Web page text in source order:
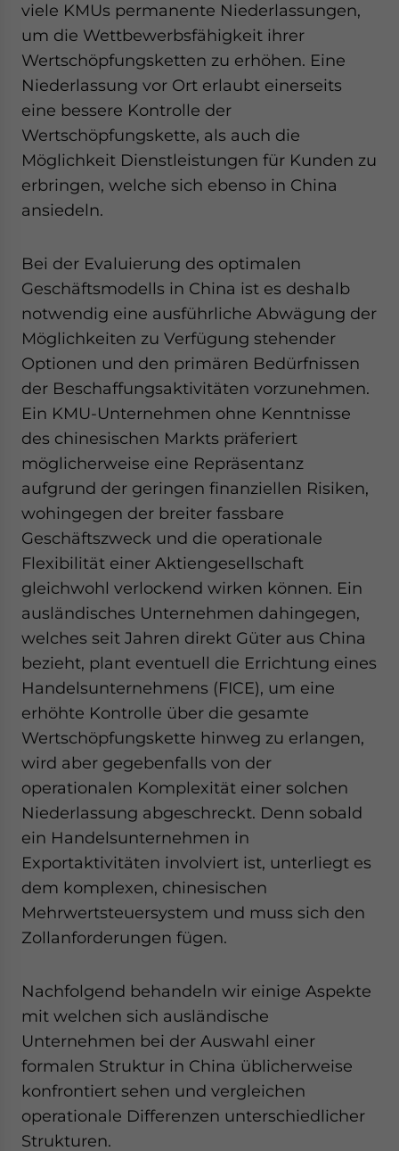
viele KMUs permanente Niederlassungen,
um die Wettbewerbsfähigkeit ihrer
Wertschöpfungsketten zu erhöhen. Eine
Niederlassung vor Ort erlaubt einerseits
eine bessere Kontrolle der
Wertschöpfungskette, als auch die
Möglichkeit Dienstleistungen für Kunden zu
erbringen, welche sich ebenso in China
ansiedeln.
Bei der Evaluierung des optimalen
Geschäftsmodells in China ist es deshalb
notwendig eine ausführliche Abwägung der
Möglichkeiten zu Verfügung stehender
Optionen und den primären Bedürfnissen
der Beschaffungsaktivitäten vorzunehmen.
Ein KMU-Unternehmen ohne Kenntnisse
des chinesischen Markts präferiert
möglicherweise eine Repräsentanz
aufgrund der geringen finanziellen Risiken,
wohingegen der breiter fassbare
Geschäftszweck und die operationale
Flexibilität einer Aktiengesellschaft
gleichwohl verlockend wirken können. Ein
ausländisches Unternehmen dahingegen,
welches seit Jahren direkt Güter aus China
bezieht, plant eventuell die Errichtung eines
Handelsunternehmens (FICE), um eine
erhöhte Kontrolle über die gesamte
Wertschöpfungskette hinweg zu erlangen,
wird aber gegebenfalls von der
operationalen Komplexität einer solchen
Niederlassung abgeschreckt. Denn sobald
ein Handelsunternehmen in
Exportaktivitäten involviert ist, unterliegt es
dem komplexen, chinesischen
Mehrwertsteuersystem und muss sich den
Zollanforderungen fügen.
Nachfolgend behandeln wir einige Aspekte
mit welchen sich ausländische
Unternehmen bei der Auswahl einer
formalen Struktur in China üblicherweise
konfrontiert sehen und vergleichen
operationale Differenzen unterschiedlicher
Strukturen.
send me business news and updates for Asia!
- case sensitive